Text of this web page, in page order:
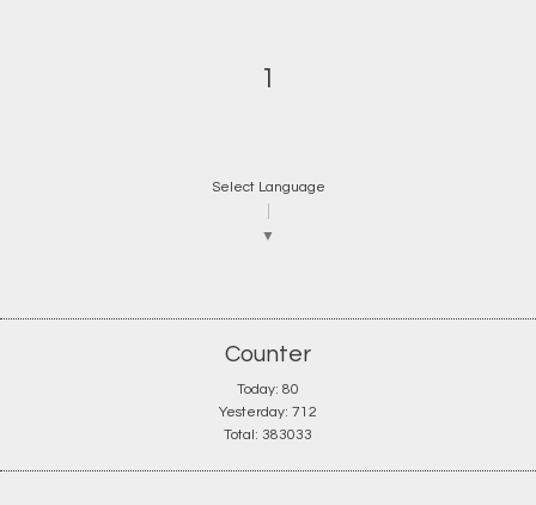
1
Select Language
▼
Counter
Today: 80
Yesterday: 712
Total: 383033